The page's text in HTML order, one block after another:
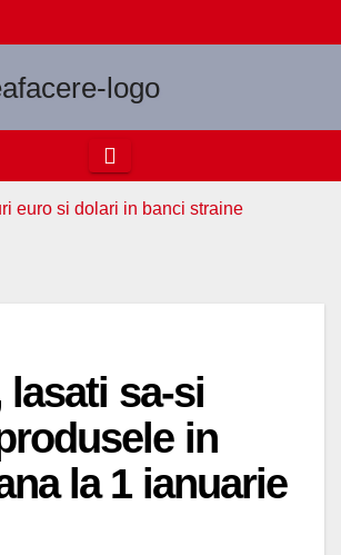
lasati sa-si
in
la 1 ianuarie